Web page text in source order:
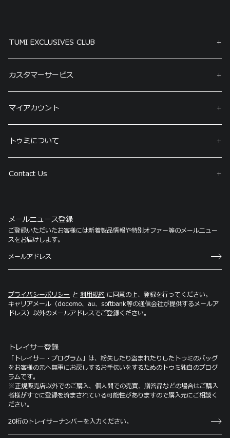
TUMI EXCLUSIVES CLUB
カスタマーサービス
マイアカウント
トゥミについて
Contact Us
メールニュース登録
ご登録いただいたお客様には新着製品情報や特別オファー等のメールニュー
スをお届けします。
プライバシーポリシー と 利用規約 に同意の上、登録を行ってください。
キャリアメール（docomo、au、softbank等の通信会社が提供するメールア
ドレス）以外のメールアドレスでご登録ください。
トレイサー登録
「トレイサー・プログラム」は、紛失したり盗まれたりしたトゥミのバッグ
をお客様の元へ無事にお戻しするお手伝いをするためのトゥミ独自のプログ
ラムです。
※正規販売店以外でのご購入、個人間での売買、贈答品などの場合はご購入
者様がすでに登録を済まされている可能性がありますので購入元にご相談く
ださい。